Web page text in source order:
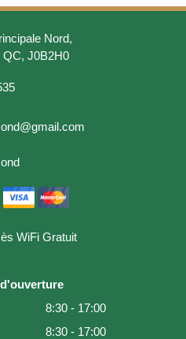
Nord,
QC, J0B2H0
WiFi Gratuit
8:30 - 17:00
8:30 - 17:00